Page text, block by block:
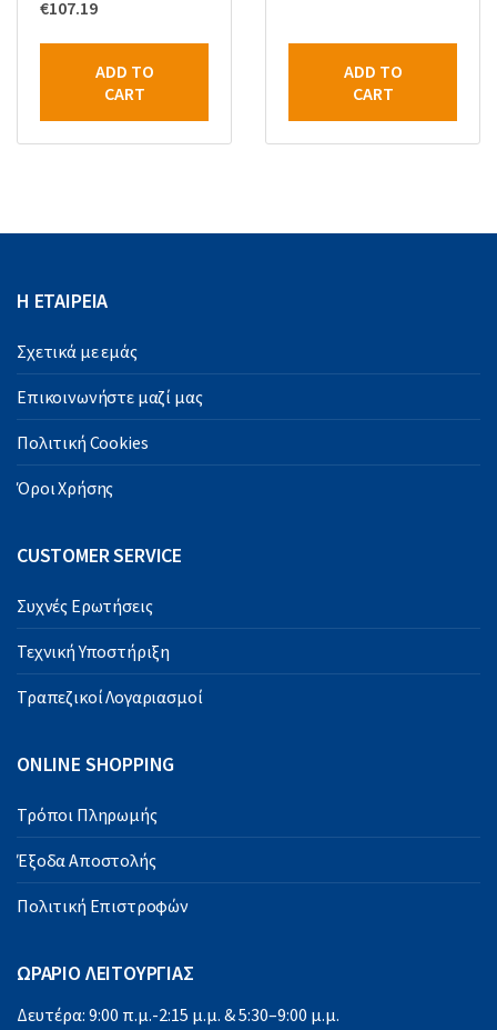
€107.19
ADD TO
CART
ADD TO
CART
Η ΕΤΑΙΡΕΙΑ
Σχετικά με εμάς
Επικοινωνήστε μαζί μας
Πολιτική Cookies
Όροι Χρήσης
CUSTOMER SERVICE
Συχνές Ερωτήσεις
Τεχνική Υποστήριξη
Τραπεζικοί Λογαριασμοί
ONLINE SHOPPING
Τρόποι Πληρωμής
Έξοδα Αποστολής
Πολιτική Επιστροφών
ΩΡΑΡΙΟ ΛΕΙΤΟΥΡΓΙΑΣ
Δευτέρα: 9:00 π.μ.-2:15 μ.μ. & 5:30–9:00 μ.μ.